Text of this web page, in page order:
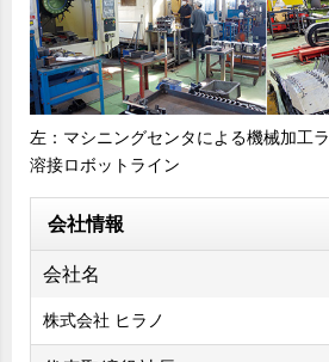
左：マシニングセンタによる機械加工
溶接ロボットライン
会社情報
会社名
株式会社 ヒラノ